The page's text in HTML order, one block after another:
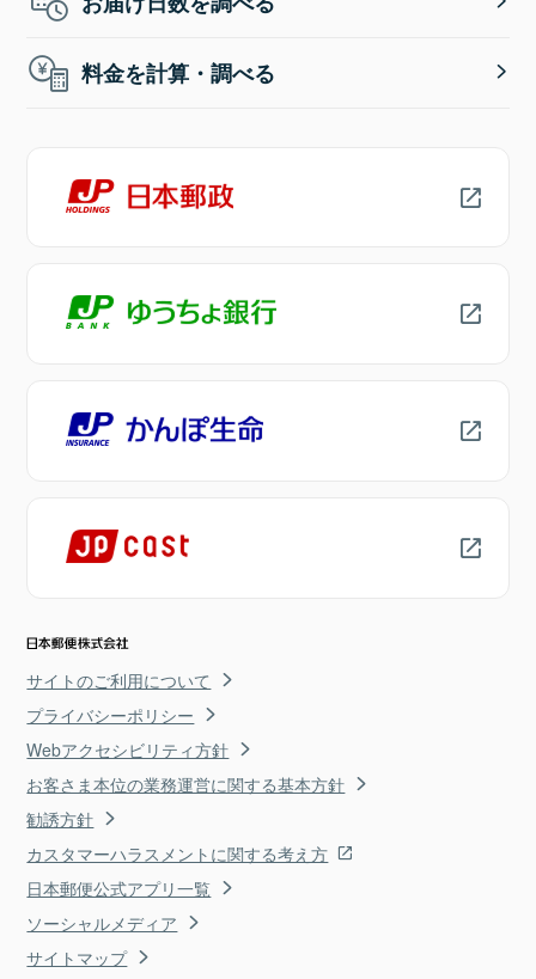
料金を計算・調べる
サイトのご利用について
プライバシーポリシー
Webアクセシビリティ方針
お客さま本位の業務運営に関する基本方針
勧誘方針
カスタマーハラスメントに関する考え方
日本郵便公式アプリ一覧
ソーシャルメディア
サイトマップ